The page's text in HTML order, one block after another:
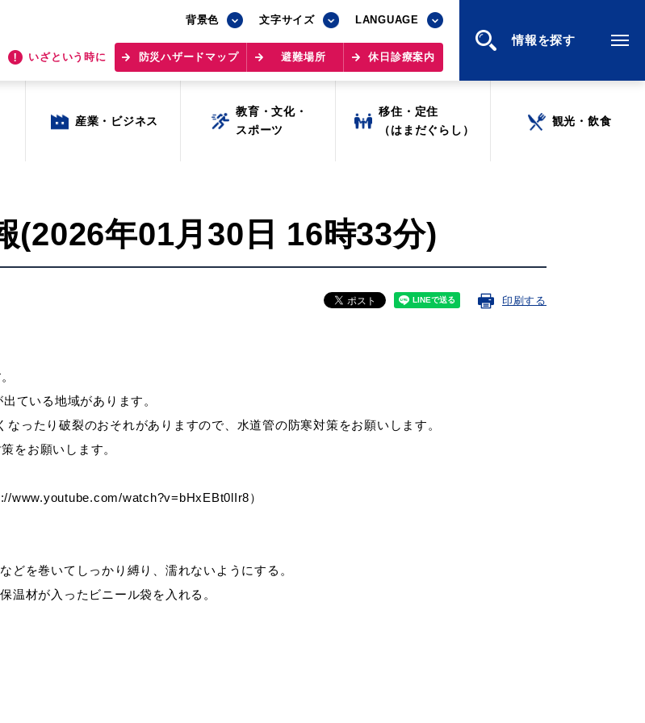
背景色 文字サイズ LANGUAGE
いざという時に 防災ハザードマップ 避難場所 休日診療案内
情報を探す
背景色 文字サイズ LANGUAGE
いざという時に 防災ハザードマップ 避難場所 休日診療案内
情報を探す
産業・ビジネス
教育・文化・
スポーツ
移住・定住
（はまだぐらし）
観光・飲食
教育
・退職 支援・助成制度
防災・消防
産業・ビジネス
教育・文化・
スポーツ
移住・定住
（はまだぐらし）
観光・飲食
(2026年01月30日 16時33分)
印刷する
ている地域があります。
ったり破裂のおそれがありますので、水道管の防寒対策をお願いします。
をお願いします。
www.youtube.com/watch?v=bHxEBt0lIr8）
を巻いてしっかり縛り、濡れないようにする。
温材が入ったビニール袋を入れる。